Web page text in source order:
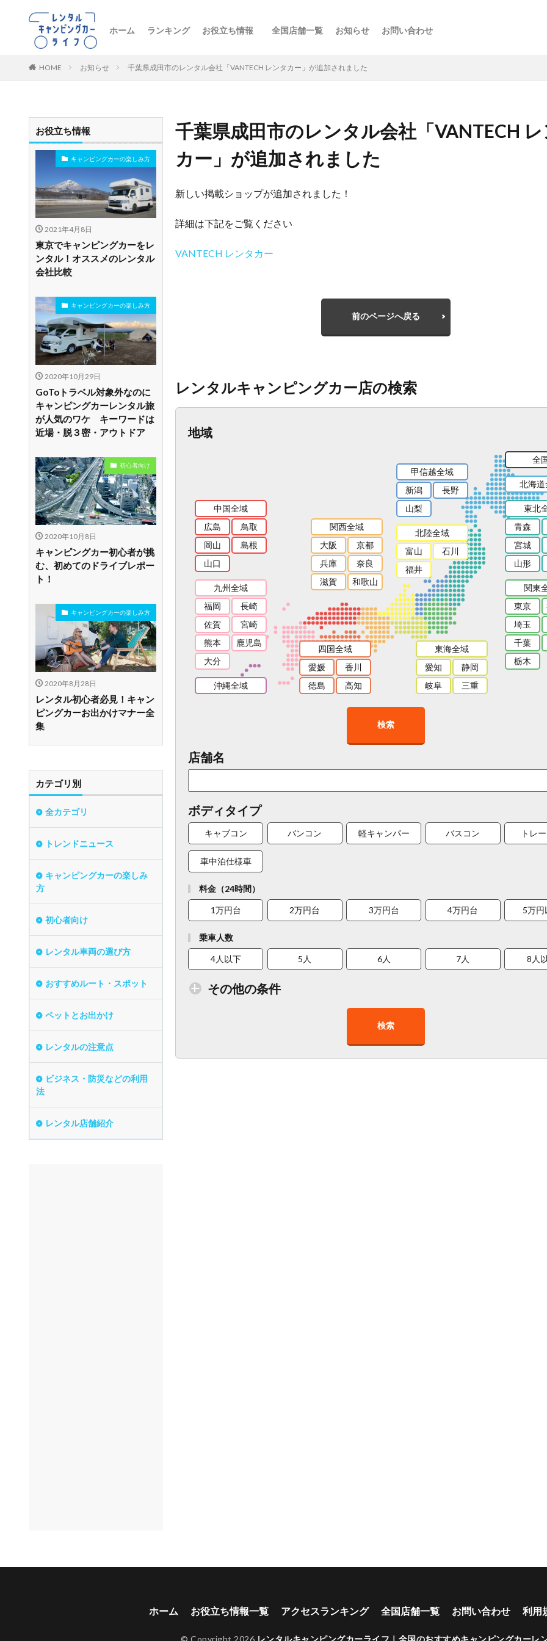
ホーム ランキング お役立ち情報 全国店舗一覧 お知らせ お問い合わせ
HOME お知らせ 千葉県成田市のレンタル会社「VANTECH レンタカー」が追加されました
千葉県成田市のレンタル会社「VANTECH レ
カー」が追加されました
新しい掲載ショップが追加されました！
詳細は下記をご覧ください
VANTECH レンタカー
前のページへ戻る
レンタルキャンピングカー店の検索
地域
全
北海
東北
青森
宮城
山形
関東
東京
埼玉
千葉
栃木
甲信越全域
新潟
長野
山梨
北陸全域
富山
石川
福井
東海全域
愛知
静岡
岐阜
三重
関西全域
大阪
京都
兵庫
奈良
滋賀
和歌山
中国全域
広島
鳥取
岡山
島根
山口
四国全域
愛媛
香川
徳島
高知
九州全域
福岡
長崎
佐賀
宮崎
熊本
鹿児島
大分
沖縄全域
検索
店舗名
ボディタイプ
キャブコン バンコン 軽キャンパー バスコン トレ
車中泊仕様車
料金（24時間）
1万円台 2万円台 3万円台 4万円台 5万円
乗車人数
4人以下 5人 6人 7人 8人
その他の条件
走行距離少
ベビーシート 車椅子対応 プレミアム車両
検索
お役立ち情報
キャンピングカーの楽しみ方
2021年4月8日
東京でキャンピングカーをレ
ンタル！オススメのレンタル
会社比較
キャンピングカーの楽しみ方
2020年10月29日
GoToトラベル対象外なのに
キャンピングカーレンタル旅
が人気のワケ キーワードは
近場・脱３密・アウトドア
初心者向け
2020年10月8日
キャンピングカー初心者が挑
む、初めてのドライブレポー
ト！
キャンピングカーの楽しみ方
2020年8月28日
レンタル初心者必見！キャン
ピングカーお出かけマナー全
集
カテゴリ別
全カテゴリ
トレンドニュース
キャンピングカーの楽しみ
方
初心者向け
レンタル車両の選び方
おすすめルート・スポット
ペットとお出かけ
レンタルの注意点
ビジネス・防災などの利用
法
レンタル店舗紹介
ホーム お役立ち情報一覧 アクセスランキング 全国店舗一覧 お問い合わせ 利用
© Copyright 2026 レンタルキャンピングカーライフ｜全国のおすすめキャンピングカーレ